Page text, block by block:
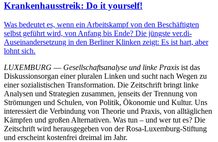
Krankenhausstreik: Do it yourself!
Was bedeutet es, wenn ein Arbeitskampf von den Beschäftigten
selbst geführt wird, von Anfang bis Ende? Die jüngste ver.di-
Auseinandersetzung in den Berliner Klinken zeigt: Es ist hart, aber
lohnt sich.
LUXEMBURG — Gesellschaftsanalyse und linke Praxis ist das
Diskussionsorgan einer pluralen Linken und sucht nach Wegen zu
einer sozialistischen Transformation. Die Zeitschrift bringt linke
Analysen und Strategien zusammen, jenseits der Trennung von
Strömungen und Schulen, von Politik, Ökonomie und Kultur. Uns
interessiert die Verbindung von Theorie und Praxis, von alltäglichen
Kämpfen und großen Alternativen. Was tun – und wer tut es? Die
Zeitschrift wird herausgegeben von der Rosa-Luxemburg-Stiftung
und erscheint kostenfrei dreimal im Jahr.